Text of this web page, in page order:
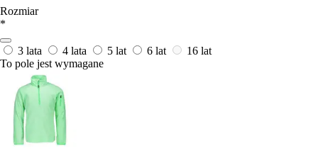
Rozmiar
*
3 lata 4 lata 5 lat 6 lat
16 lat
To pole jest wymagane